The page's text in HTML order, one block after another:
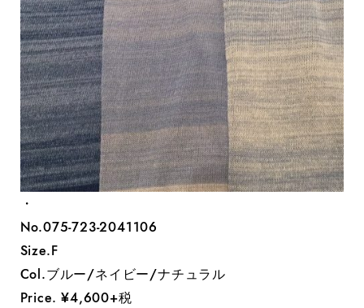
・
No.075-723-2041106
Size.F
Col.ブルー/ネイビー/ナチュラル
Price. ¥4,600+税